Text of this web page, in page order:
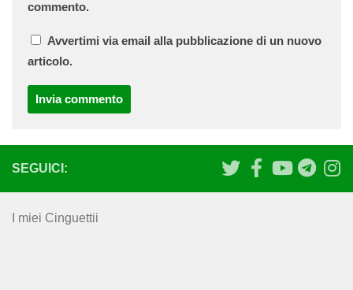
commento.
Avvertimi via email alla pubblicazione di un nuovo
articolo.
SEGUICI:
I miei Cinguettii